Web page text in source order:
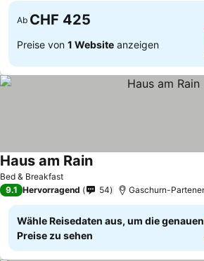
Ab CHF 425
Preise von 1 Website anzeigen
Bed & Breakfast
Haus am Rain
9.1 Hervorragend 54
Wähle Reisedaten aus, um die genauen
Preise zu sehen